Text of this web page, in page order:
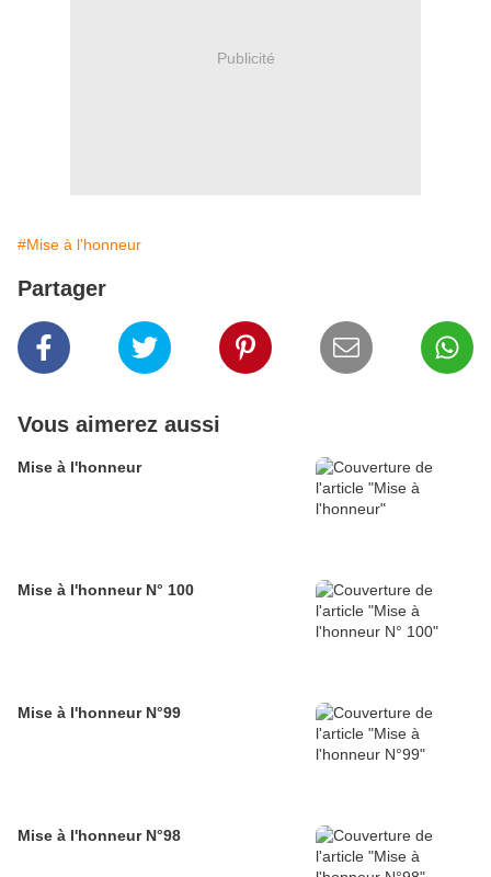
Publicité
#Mise à l'honneur
Partager
Vous aimerez aussi
Mise à l'honneur
Mise à l'honneur N° 100
Mise à l'honneur N°99
Mise à l'honneur N°98